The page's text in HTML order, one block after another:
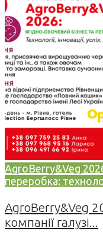
AgroBerry&Veg
переробка:
AgroBerry&Veg
компанії галузі...